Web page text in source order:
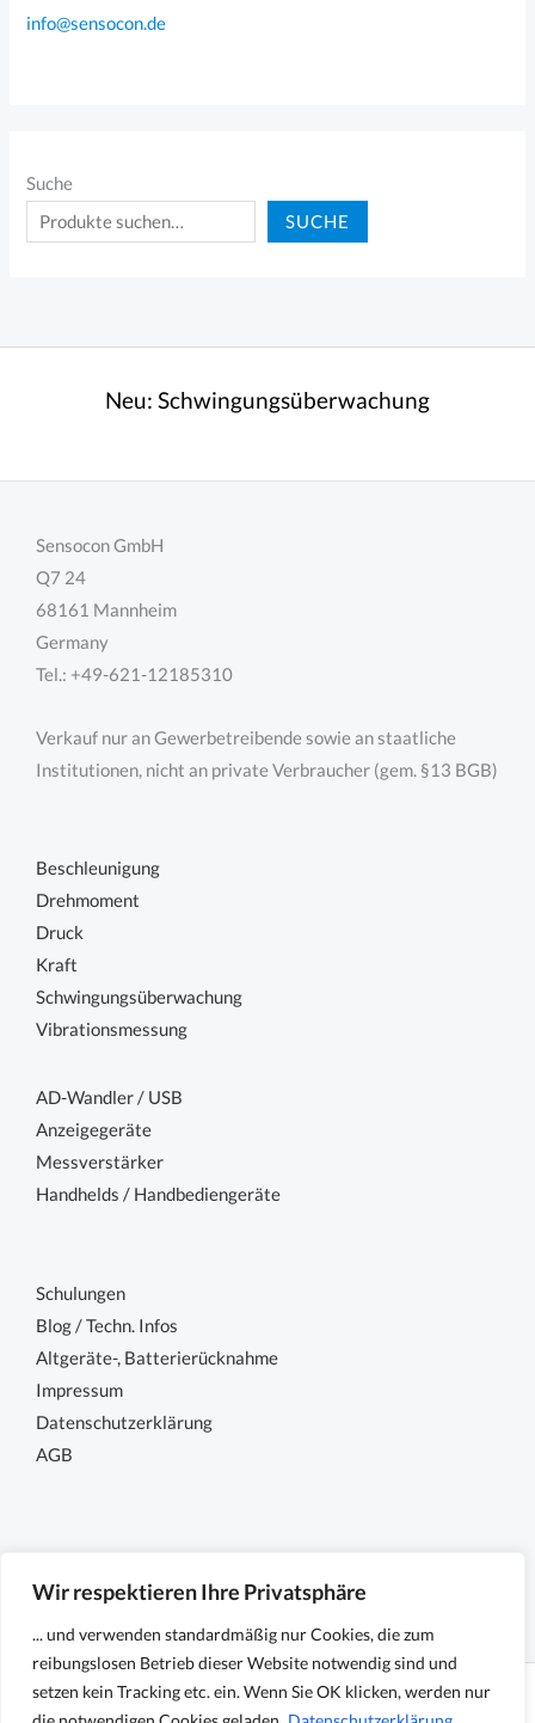
Wir respektieren Ihre Privatsphäre
... und verwenden standardmäßig nur Cookies, die zum
reibungslosen Betrieb dieser Website notwendig sind und
setzen kein Tracking etc. ein. Wenn Sie OK klicken, werden nur
info@sensocon.de
Suche
SUCHE
Neu: Schwingungsüberwachung
Sensocon GmbH
Q7 24
68161 Mannheim
Germany
Tel.: +49-621-12185310
Verkauf nur an Gewerbetreibende sowie an staatliche
Institutionen, nicht an private Verbraucher (gem. §13 BGB)
Beschleunigung
Drehmoment
Druck
Kraft
Schwingungsüberwachung
Vibrationsmessung
AD-Wandler / USB
Anzeigegeräte
Messverstärker
Handhelds / Handbediengeräte
Schulungen
Blog / Techn. Infos
Altgeräte-, Batterierücknahme
Impressum
Datenschutzerklärung
AGB
Copyright © 2026 Sensocon GmbH - Sensoren und